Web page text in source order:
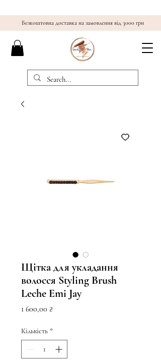
Безкоштовна доставка на замовлення від 3000 грн
Щітка для укладання
волосся Styling Brush
Leche Emi Jay
1 600,00 ₴
Кількість *